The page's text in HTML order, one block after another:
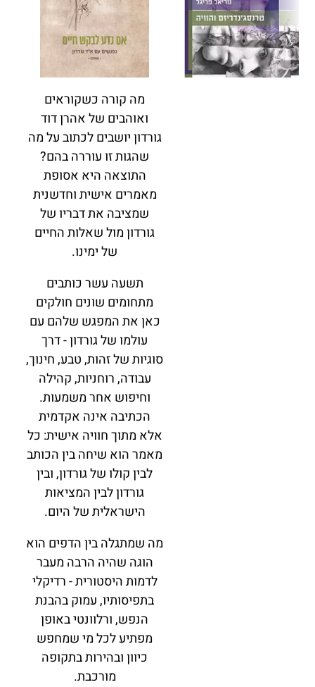
מה קורה כשקוראים
ואוהבים של אהרן דוד
גורדון יושבים לכתוב על מה
שהגות זו עוררה בהם?
התוצאה היא אסופת
מאמרים אישית וחדשנית
שמציבה את דבריו של
גורדון מול שאלות החיים
של ימינו.
תשעה עשר כותבים
מתחומים שונים חולקים
כאן את המפגש שלהם עם
עולמו של גורדון - דרך
סוגיות של זהות, טבע, חינוך,
עבודה, רוחניות, קהילה
וחיפוש אחר משמעות.
הכתיבה אינה אקדמית
אלא מתוך חוויה אישית: כל
מאמר הוא שיחה בין הכותב
לבין קולו של גורדון, ובין
גורדון לבין המציאות
הישראלית של היום.
מה שמתגלה בין הדפים הוא
הוגה שהיה הרבה מעבר
לדמות היסטורית - רדיקלי
בתפיסותיו, עמוק בהבנת
הנפש, ורלוונטי באופן
מפתיע לכל מי שמחפש
כיוון ובהירות בתקופה
מורכבת.